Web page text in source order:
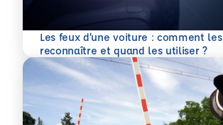
Les feux d’une voiture : comment les
reconnaître et quand les utiliser ?
En savoir plus